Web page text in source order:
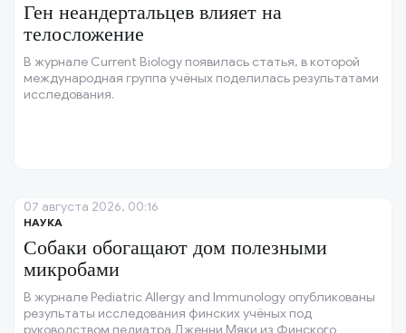
Ген неандертальцев влияет на
телосложение
В журнале Current Biology появилась статья, в которой
международная группа учёных поделилась результатами
исследования.
НАУКА
Собаки обогащают дом полезными
микробами
В журнале Pediatric Allergy and Immunology опубликованы
результаты исследования финских учёных под
руководством педиатра Дженни Мяки из Финского
07 августа 2026, 00:16